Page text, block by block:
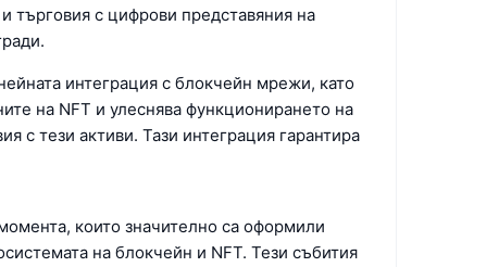
търговия с цифрови представяния на
интеграция с блокчейн мрежи, като
на NFT и улеснява функционирането на
с тези активи. Тази интеграция гарантира
които значително са оформили
на блокчейн и NFT. Тези събития